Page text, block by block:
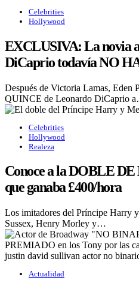
Celebrities
Hollywood
EXCLUSIVA: La novia
DiCaprio todavía NO
Después de Victoria Lamas, Eden
QUINCE de Leonardo DiCaprio
Celebrities
Hollywood
Realeza
Conoce a la DOBLE
que ganaba £400/hora
Los imitadores del Príncipe Harry
Sussex, Henry Morley y…
Actualidad